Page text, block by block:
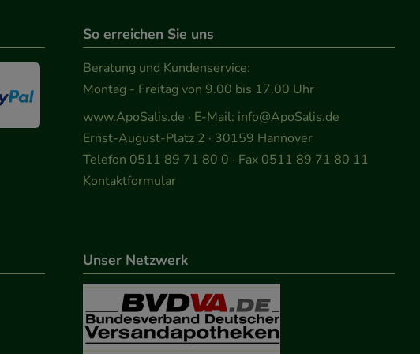
So erreichen Sie uns
Beratung und Kundenservice:
Montag - Freitag von 9.00 bis 17.00 Uhr
www.ApoSalis.de · E-Mail: info@ApoSalis.de
Ernst-August-Platz 2 · 30159 Hannover
Telefon 0511 89 71 80 0 · Fax 0511 89 71 80 11
Kontaktformular
Unser Netzwerk